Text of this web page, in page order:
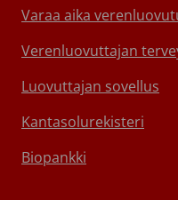
Varaa aika
Verenluovuttajan
Luovuttajan sovellus
Kantasolurekisteri
Biopankki